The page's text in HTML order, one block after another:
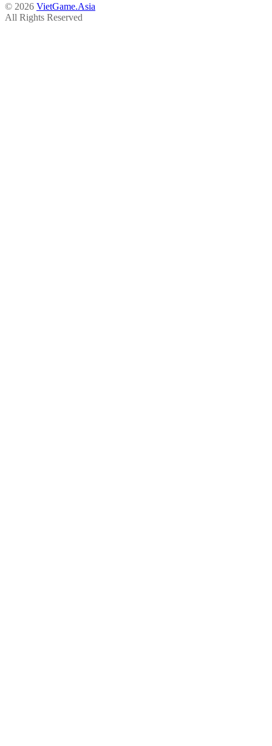
© 2026 VietGame.Asia
All Rights Reserved